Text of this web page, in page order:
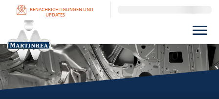
BENACHRICHTIGUNGEN UND
UPDATES